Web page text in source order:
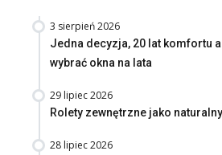
3 sierpień 2026
Jedna decyzja, 20 lat komfortu
wybrać okna na lata
29 lipiec 2026
Rolety zewnętrzne jako
28 lipiec 2026